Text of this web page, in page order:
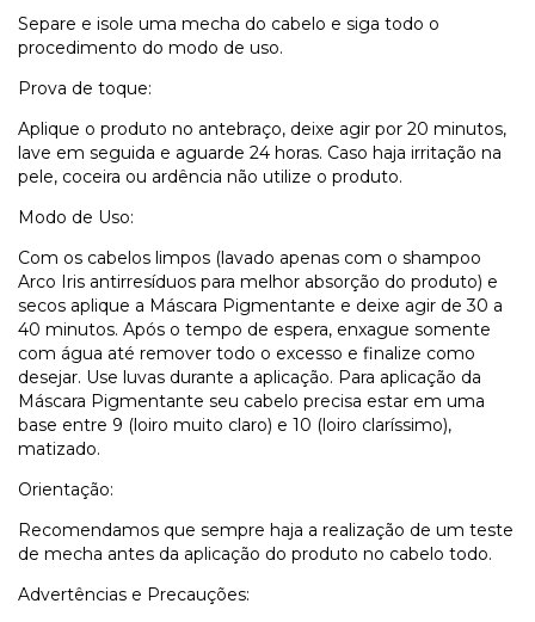
Separe e isole uma mecha do cabelo e siga todo o
procedimento do modo de uso.
Prova de toque:
Aplique o produto no antebraço, deixe agir por 20 minutos,
lave em seguida e aguarde 24 horas. Caso haja irritação na
pele, coceira ou ardência não utilize o produto.
Modo de Uso:
Com os cabelos limpos (lavado apenas com o shampoo
Arco Iris antirresíduos para melhor absorção do produto) e
secos aplique a Máscara Pigmentante e deixe agir de 30 a
40 minutos. Após o tempo de espera, enxague somente
com água até remover todo o excesso e finalize como
desejar. Use luvas durante a aplicação. Para aplicação da
Máscara Pigmentante seu cabelo precisa estar em uma
base entre 9 (loiro muito claro) e 10 (loiro claríssimo),
matizado.
Orientação:
Recomendamos que sempre haja a realização de um teste
de mecha antes da aplicação do produto no cabelo todo.
Advertências e Precauções: